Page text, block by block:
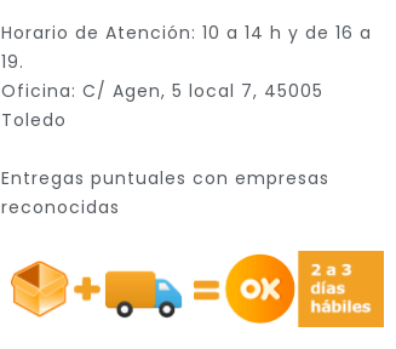
Horario de Atención: 10 a 14 h y de 16 a
19.
Oficina: C/ Agen, 5 local 7, 45005
Toledo
Entregas puntuales con empresas
reconocidas